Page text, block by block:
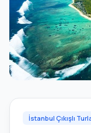
İstanbul Çıkışlı